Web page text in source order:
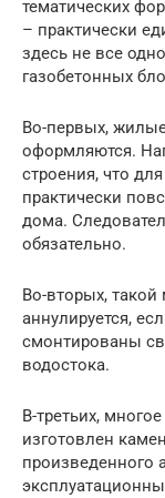
тематических
– практически
здесь не все
газобетонных
Во-первых,
оформляются.
строения, что
практически
дома.
обязательно.
Во-вторых,
аннулируется,
смонтированы
водостока.
В-третьих,
изготовлен
произведенного